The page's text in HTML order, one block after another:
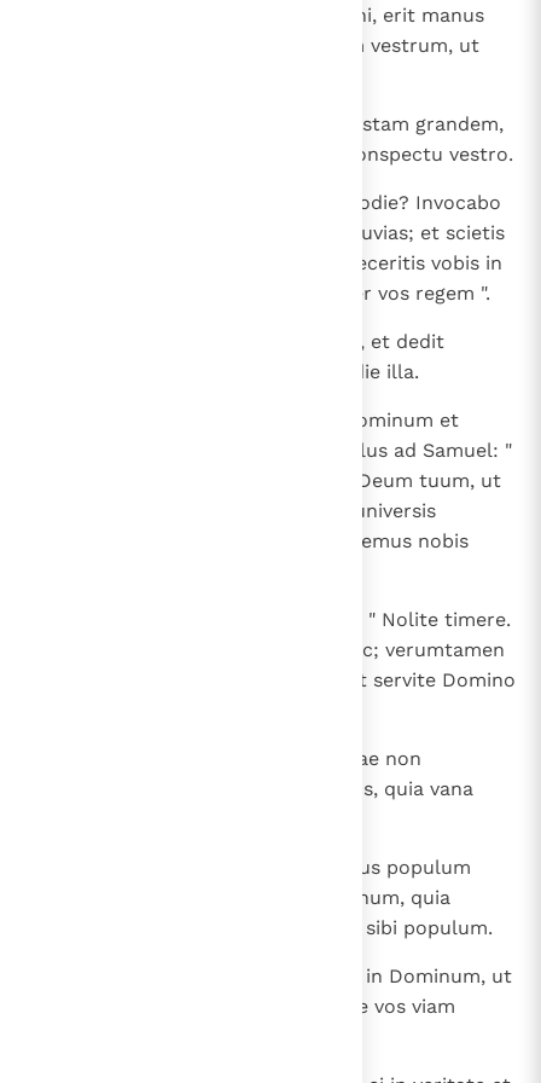
contempseritis sermonem Domini, erit manus
Domini super vos et super regem vestrum, ut
Sed et nunc state et videte rem istam grandem,
quam facturus est Dominus in conspectu vestro.
Numquid non messis tritici est hodie? Invocabo
Dominum, et dabit tonitrua et pluvias; et scietis
et videbitis quia grande malum feceritis vobis in
conspectu Domini petentes super vos regem ".
Et clamavit Samuel ad Dominum, et dedit
Dominus tonitrua et pluviam in die illa.
Et timuit omnis populus nimis Dominum et
Samuel; dixitque universus populus ad Samuel: "
Ora pro servis tuis ad Dominum Deum tuum, ut
non moriamur: addidimus enim universis
peccatis nostris malum, ut peteremus nobis
Dixit autem Samuel ad populum: " Nolite timere.
Vos fecistis universum malum hoc; verumtamen
nolite recedere a tergo Domini et servite Domino
et nolite declinare post vana, quae non
proderunt vobis neque eruent vos, quia vana
profecto non derelinquet Dominus populum
suum propter nomen suum magnum, quia
dignatus est Dominus facere vos sibi populum.
Absit autem a me hoc peccatum in Dominum, ut
cessem orare pro vobis et docere vos viam